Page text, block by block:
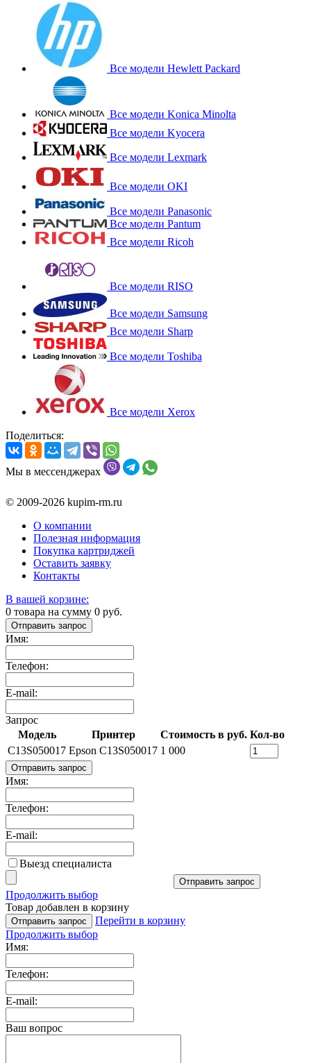
Все модели Hewlett Packard
Все модели Konica Minolta
Все модели Kyocera
Все модели Lexmark
Все модели OKI
Все модели Panasonic
Все модели Pantum
Все модели Ricoh
Все модели RISO
Все модели Samsung
Все модели Sharp
Все модели Toshiba
Все модели Xerox
Поделиться:
Мы в мессенджерах
© 2009-2026 kupim-rm.ru
О компании
Полезная информация
Покупка картриджей
Оставить заявку
Контакты
В вашей корзине:
0 товара на сумму 0 руб.
Отправить запрос
Имя:
Телефон:
E-mail:
Запрос
Модель
Принтер Стоимость в руб. Кол-во
C13S050017 Epson C13S050017 1 000
Отправить запрос
Имя:
Телефон:
E-mail:
Выезд специалиста
Отправить запрос
Продолжить выбор
Товар добавлен в корзину
Отправить запрос
Перейти в корзину
Продолжить выбор
Имя:
Телефон:
E-mail:
Ваш вопрос